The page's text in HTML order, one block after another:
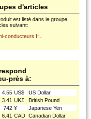
d'articles
est listé dans le groupe
suivant:
conducteurs H..
près à:
4.55 US$
US Dollar
3.41 UK£
British Pound
742 ¥
Japanese Yen
6.41 CAD Canadian Dollar